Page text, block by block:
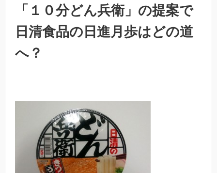
「１０分どん兵衛」の提案で
日清食品の日進月歩はどの道
へ？